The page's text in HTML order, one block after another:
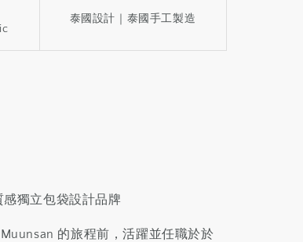
泰國設計｜泰國手工製造
獨立包袋設計品牌
的旅程前，活躍並任職於於